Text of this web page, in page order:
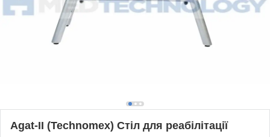
Agat-II (Technomex) Стіл для реабілітації